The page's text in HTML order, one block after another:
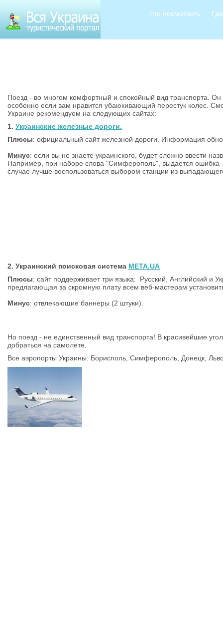
Что посмотреть
Поезд - во многом комфортный и спокойный вид транспорта. Он
особенно если вам нравится убаюкивающий перестук колес.
Украине рекомендуем на следующих сайтах:
1. Украинские железные дороги.
Плюсы: официальный сайт железной дороги. Информация
Минус: если вы не знаете украинского, будет сложно ввести
Например, при наборе слова "Симферополь", выдается ошибка
случае лучше воспользоваться выбором станции из
2. Украинский поисковая система META.UA
Плюсы: сайт поддерживает три языка: Русский, Английский и
предлагающая за скромную плату всем веб-мастерам
Минус: отвлекающие баннеры (2 штуки).
Но поезд - не единственный вид транспорта! В красивейшие
добраться на самолете.
Все аэропорты Украины: Борисполь, Симферополь, Донецк,